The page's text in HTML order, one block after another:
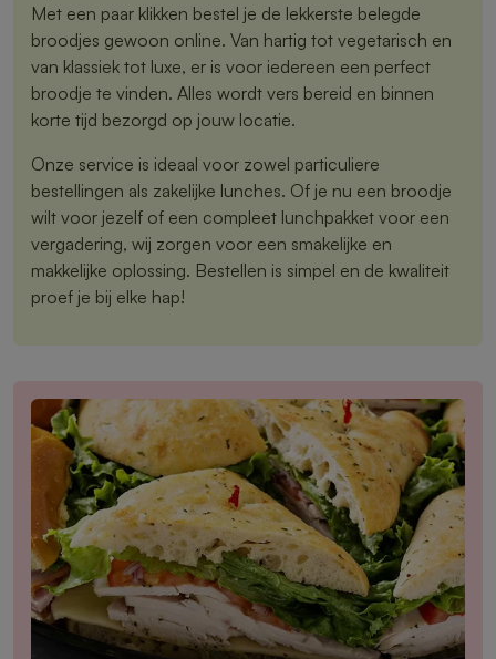
Met een paar klikken bestel je de lekkerste belegde
broodjes gewoon online. Van hartig tot vegetarisch en
van klassiek tot luxe, er is voor iedereen een perfect
broodje te vinden. Alles wordt vers bereid en binnen
korte tijd bezorgd op jouw locatie.
Onze service is ideaal voor zowel particuliere
bestellingen als zakelijke lunches. Of je nu een broodje
wilt voor jezelf of een compleet lunchpakket voor een
vergadering, wij zorgen voor een smakelijke en
makkelijke oplossing. Bestellen is simpel en de kwaliteit
proef je bij elke hap!